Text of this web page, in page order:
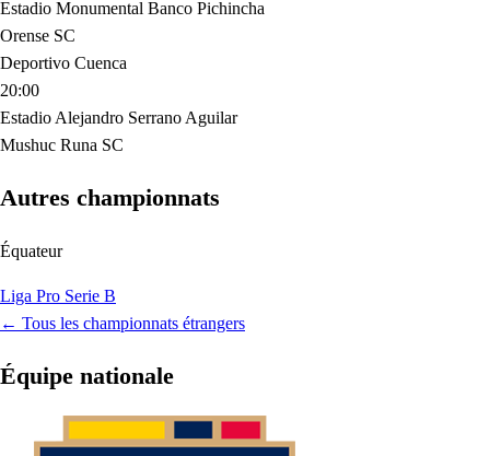
Estadio Monumental Banco Pichincha
Orense SC
Deportivo Cuenca
20:00
Estadio Alejandro Serrano Aguilar
Mushuc Runa SC
Autres championnats
Équateur
Liga Pro Serie B
← Tous les championnats étrangers
Équipe nationale